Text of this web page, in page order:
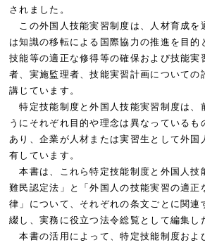
されました。
この外国人技能実習制度は、人材育成を
は知識の移転による国際協力の推進を目
技能等の適正な修得等の確保および技能
者、実施監理者、技能実習計画について
講じています。
特定技能制度と外国人技能実習制度は、
うにそれぞれ目的や理念は異なっている
あり、企業が人材または実習生として外
有しています。
本書は、これら特定技能制度と外国人技
難民認定法」と「外国人の技能実習の適
律」について、それぞれの条文ごとに関
綴し、実務に役立つ法令総覧として編集し
本書の活用によって、特定技能制度およ